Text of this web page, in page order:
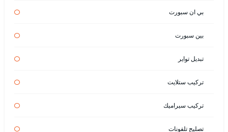
بي ان سبورت
بين سبورت
تبديل تواير
تركيب ستلايت
تركيب سيراميك
تصليح تلفونات